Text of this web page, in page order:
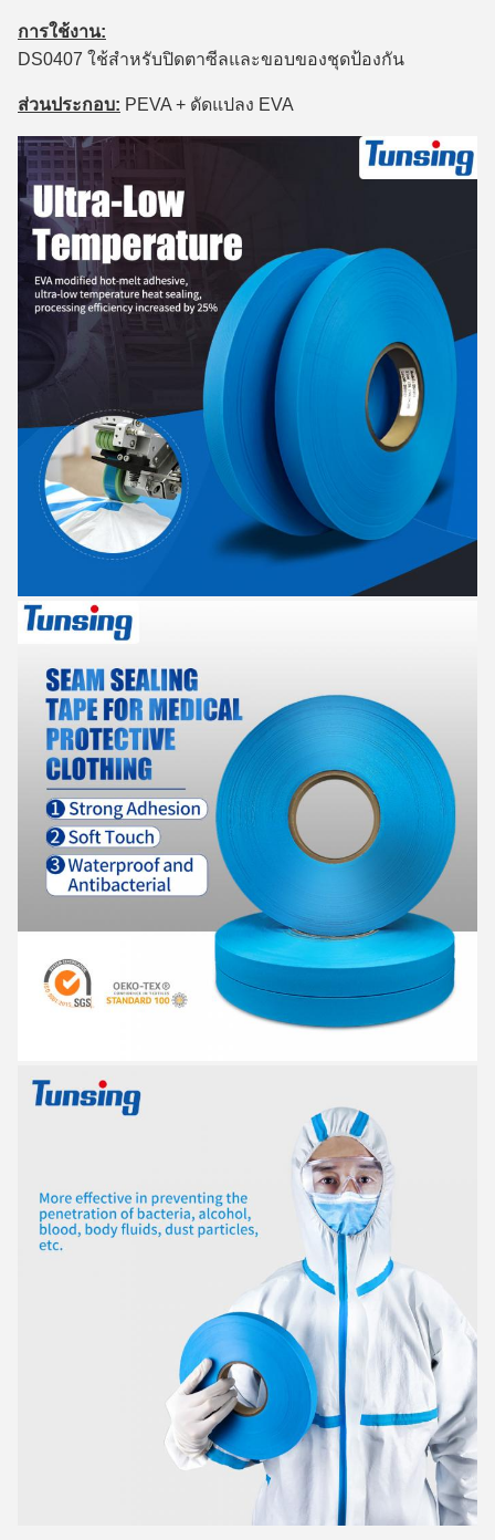
การใช้งาน:
DS0407 ใช้สำหรับปิดตาซีลและขอบของชุดป้องกัน
ส่วนประกอบ: PEVA + ดัดแปลง EVA